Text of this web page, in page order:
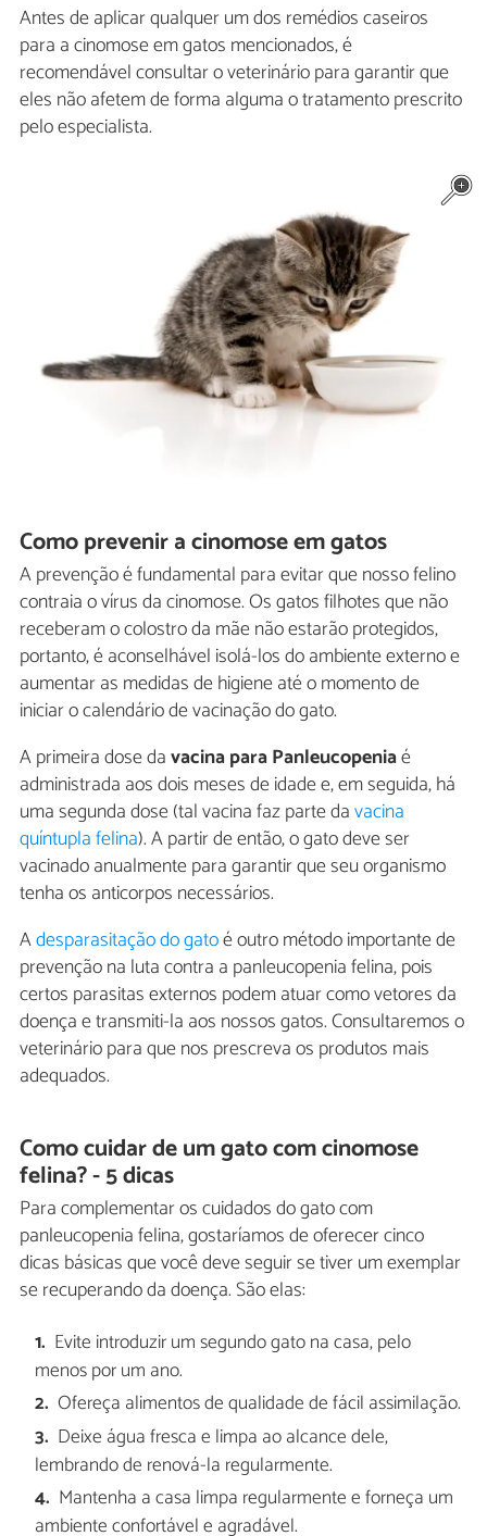
Antes de aplicar qualquer um dos remédios caseiros
para a cinomose em gatos mencionados, é
recomendável consultar o veterinário para garantir que
eles não afetem de forma alguma o tratamento prescrito
pelo especialista.
Como prevenir a cinomose em gatos
A prevenção é fundamental para evitar que nosso felino
contraia o vírus da cinomose. Os gatos filhotes que não
receberam o colostro da mãe não estarão protegidos,
portanto, é aconselhável isolá-los do ambiente externo e
aumentar as medidas de higiene até o momento de
iniciar o calendário de vacinação do gato.
A primeira dose davacina para Panleucopeniaé
administrada aos dois meses de idade e, em seguida, há
uma segunda dose (tal vacina faz parte davacina
quíntupla felina). A partir de então, o gato deve ser
vacinado anualmente para garantir que seu organismo
tenha os anticorpos necessários.
Adesparasitação do gatoé outro método importante de
prevenção na luta contra a panleucopenia felina, pois
certos parasitas externos podem atuar como vetores da
doença e transmiti-la aos nossos gatos. Consultaremos o
veterinário para que nos prescreva os produtos mais
adequados.
Como cuidar de um gato com cinomose
felina? - 5 dicas
Para complementar os cuidados do gato com
panleucopenia felina, gostaríamos de oferecer cinco
dicas básicas que você deve seguir se tiver um exemplar
se recuperando da doença. São elas:
Evite introduzir um segundo gato na casa, pelo
menos por um ano.
Ofereça alimentos de qualidade de fácil assimilação.
Deixe água fresca e limpa ao alcance dele,
lembrando de renová-la regularmente.
Mantenha a casa limpa regularmente e forneça um
ambiente confortável e agradável.